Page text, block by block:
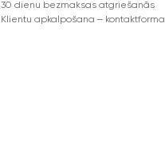
30 dienu bezmaksas atgriešanās
Klientu apkalpošana – kontaktforma